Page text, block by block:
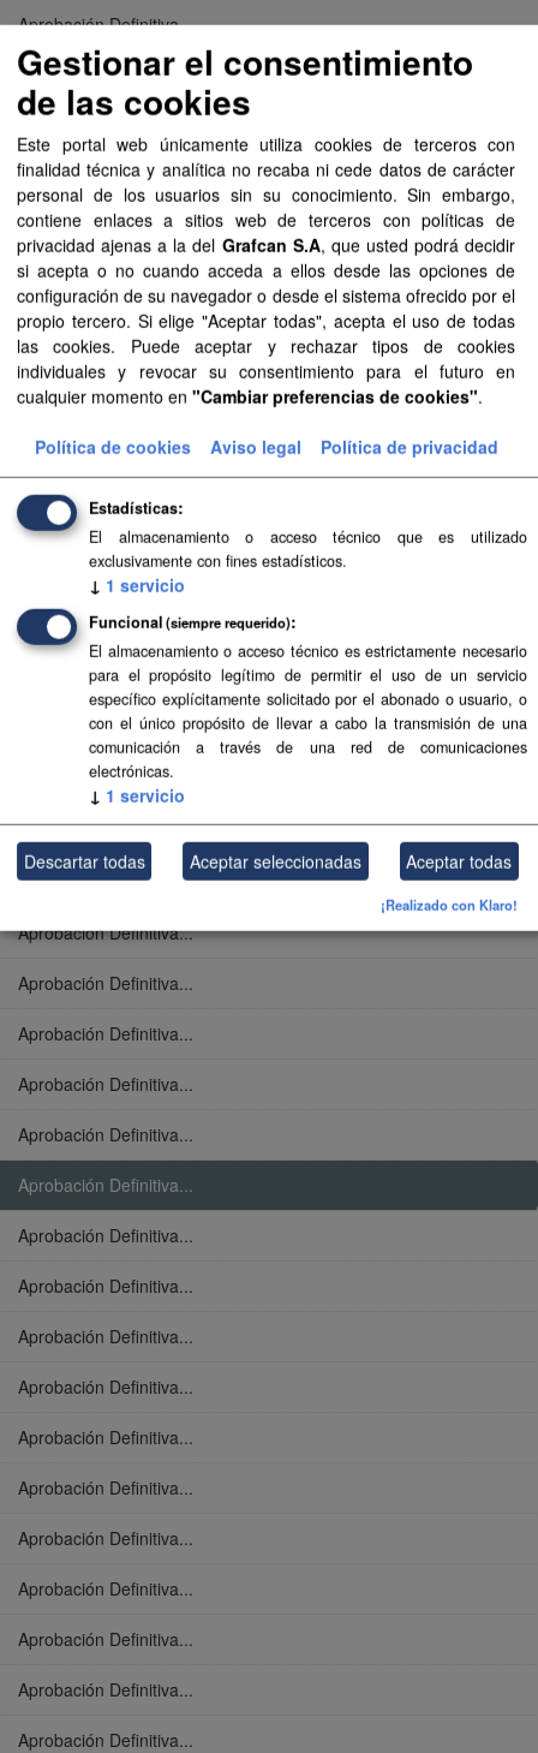
Aprobación Definitiva...
Aprobación Definitiva...
Aprobación Definitiva...
Aprobación Definitiva...
Aprobación Definitiva...
Aprobación Definitiva...
Aprobación Definitiva...
Aprobación Definitiva...
Aprobación Definitiva...
Aprobación Definitiva...
Aprobación Definitiva...
Aprobación Definitiva...
Aprobación Definitiva...
Aprobación Definitiva...
Aprobación Definitiva...
Aprobación Definitiva...
Aprobación Definitiva...
Aprobación Definitiva...
Aprobación Definitiva...
Aprobación Definitiva...
Aprobación Definitiva...
Aprobación Definitiva...
Aprobación Definitiva...
Aprobación Definitiva...
Aprobación Definitiva...
Aprobación Definitiva...
Aprobación Definitiva...
Aprobación Definitiva...
Aprobación Definitiva...
Aprobación Definitiva...
Aprobación Definitiva...
Aprobación Definitiva...
Aprobación Definitiva...
Gestionar el consentimiento
de las cookies
Este portal web únicamente utiliza cookies de terceros con
finalidad técnica y analítica no recaba ni cede datos de carácter
personal de los usuarios sin su conocimiento. Sin embargo,
contiene enlaces a sitios web de terceros con políticas de
privacidad ajenas a la del Grafcan S.A, que usted podrá decidir
si acepta o no cuando acceda a ellos desde las opciones de
configuración de su navegador o desde el sistema ofrecido por el
propio tercero. Si elige "Aceptar todas", acepta el uso de todas
las cookies. Puede aceptar y rechazar tipos de cookies
individuales y revocar su consentimiento para el futuro en
cualquier momento en "Cambiar preferencias de cookies".
Política de cookies Aviso legal Política de privacidad
Estadísticas
El almacenamiento o acceso técnico que es utilizado
exclusivamente con fines estadísticos.
↓ 1 servicio
Funcional (siempre requerido)
El almacenamiento o acceso técnico es estrictamente necesario
para el propósito legítimo de permitir el uso de un servicio
específico explícitamente solicitado por el abonado o usuario, o
con el único propósito de llevar a cabo la transmisión de una
comunicación a través de una red de comunicaciones
electrónicas.
↓ 1 servicio
Descartar todas Aceptar seleccionadas Aceptar todas
¡Realizado con Klaro!